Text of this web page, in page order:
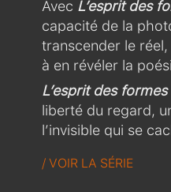
Avec L’esprit des
capacité de la
transcender le réel,
à en révéler la
L’esprit des formes
liberté du regard,
l’invisible qui se
/ VOIR LA SÉRIE